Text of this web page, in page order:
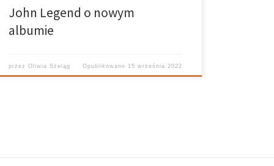
John Legend o nowym
albumie
przezOliwia Szeląg Opublikowano 15 września 2022